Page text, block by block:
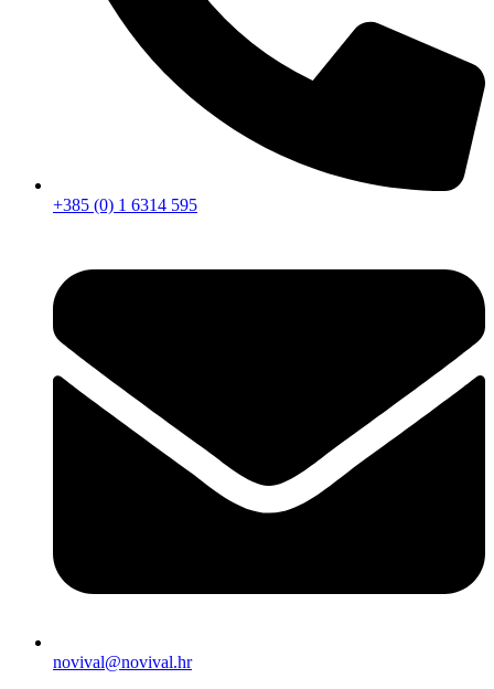
+385 (0) 1 6314 595
novival@novival.hr